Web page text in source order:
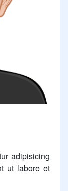
adipisicing
ut labore et